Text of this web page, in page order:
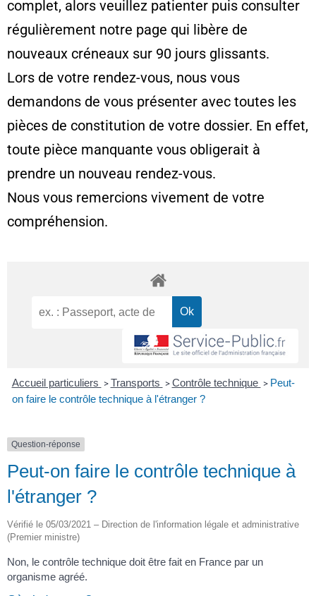
complet, alors veuillez patienter puis consulter
régulièrement notre page qui libère de
nouveaux créneaux sur 90 jours glissants.
Lors de votre rendez-vous, nous vous
demandons de vous présenter avec toutes les
pièces de constitution de votre dossier. En effet,
toute pièce manquante vous obligerait à
prendre un nouveau rendez-vous.
Nous vous remercions vivement de votre
compréhension.
Accueil particuliers > Transports > Contrôle technique > Peut-
on faire le contrôle technique à l'étranger ?
Question-réponse
Peut-on faire le contrôle technique à
l'étranger ?
Vérifié le 05/03/2021 – Direction de l'information légale et administrative
(Premier ministre)
Non, le contrôle technique doit être fait en France par un
organisme agréé.